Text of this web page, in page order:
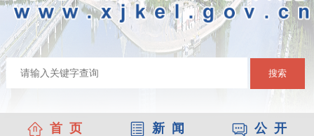
搜索
首 页 新 闻 公 开